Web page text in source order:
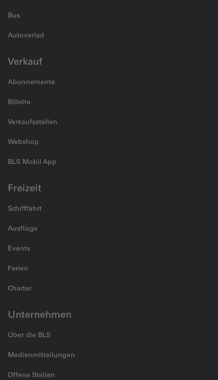
Bus
Autoverlad
Verkauf
Abonnemente
Billette
Verkaufsstellen
Webshop
BLS Mobil App
Freizeit
Schifffahrt
Ausflüge
Events
Ferien
Charter
Unternehmen
Über die BLS
Medienmitteilungen
Offene Stellen